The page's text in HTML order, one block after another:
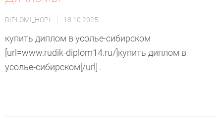
DIPLOMI_HOPI 18.10.2025
купить диплом в усолье-сибирском
[url=www.rudik-diplom14.ru/]купить диплом в
усолье-сибирском[/url] .